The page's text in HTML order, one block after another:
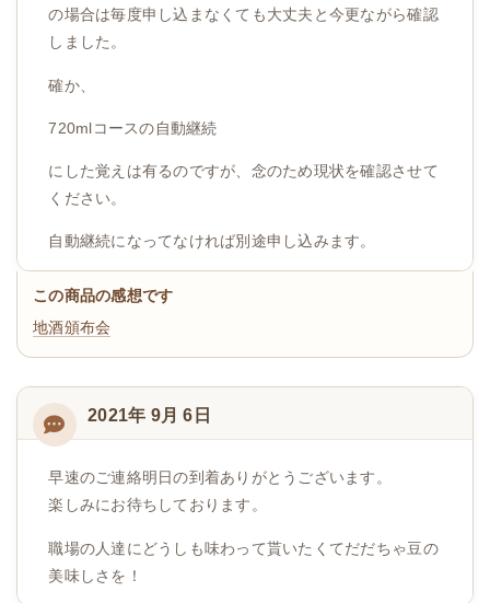
の場合は毎度申し込まなくても大丈夫と今更ながら確認
しました。
確か、
720mlコースの自動継続
にした覚えは有るのですが、念のため現状を確認させて
ください。
自動継続になってなければ別途申し込みます。
この商品の感想です
地酒頒布会
2021年 9月 6日
早速のご連絡明日の到着ありがとうございます。
楽しみにお待ちしております。
職場の人達にどうしも味わって貰いたくてだだちゃ豆の
美味しさを！